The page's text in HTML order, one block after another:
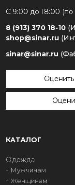
С 9:00 до 18:00
8 (913) 370 18-10
shop@sinar.ru
sinar@sinar.ru
Оценить
КАТАЛОГ
Одежда
Мужчинам
Женщинам